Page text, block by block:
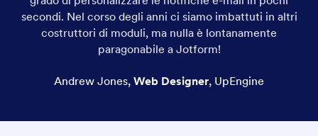
secondi. Nel corso degli anni ci siamo imbattuti in altri
costruttori di moduli, ma nulla è lontanamente
paragonabile a Jotform!
Andrew Jones, Web Designer, UpEngine